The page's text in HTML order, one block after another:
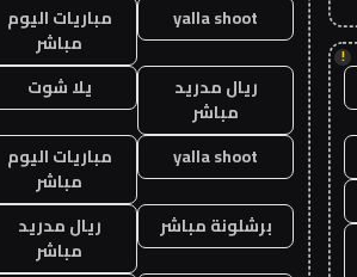
!
yalla shoot
مباريات اليوم
مباشر
ريال مدريد
مباشر
يلا شوت
yalla shoot
مباريات اليوم
مباشر
برشلونة مباشر
ريال مدريد
مباشر